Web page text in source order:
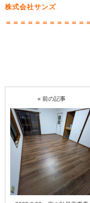
株式会社サンズ
＝＝＝＝＝＝＝＝＝＝＝
« 前の記事